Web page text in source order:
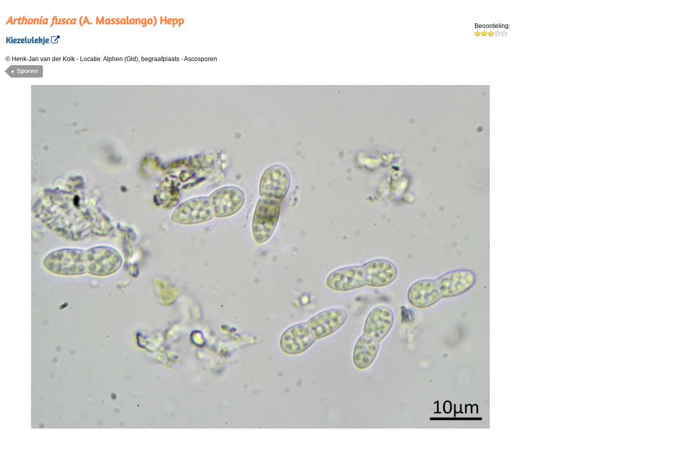
Arthonia fusca(A. Massalongo) Hepp
Kiezelvlekje
Beoordeling:
© Henk-Jan van der Kolk - Locatie: Alphen (Gld), begraafplaats -Ascosporen
Sporen